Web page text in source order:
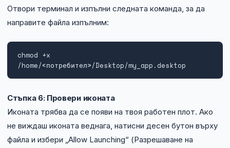
Отвори терминал и изпълни следната команда, за да
направите файла изпълним:
chmod +x
/home/<потребител>/Desktop/my_app.desktop
Стъпка 6: Провери иконата
Иконата трябва да се появи на твоя работен плот. Ако
не виждаш иконата веднага, натисни десен бутон върху
файла и избери „Allow Launching“ (Разрешаване на